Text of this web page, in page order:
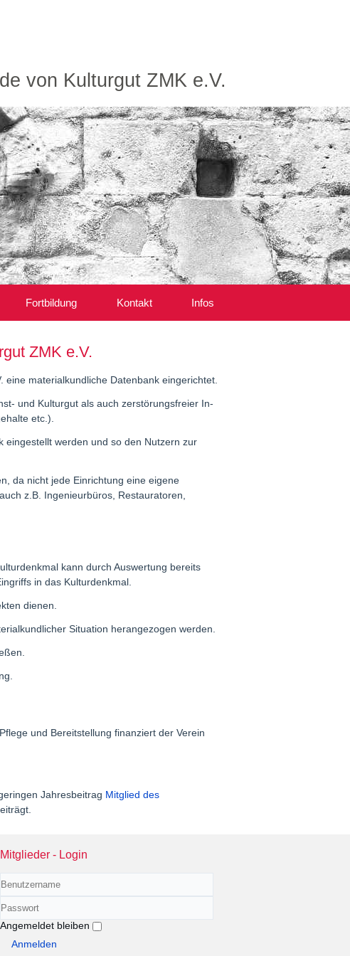
von Kulturgut ZMK e.V.
Fortbildung Kontakt Infos
ZMK e.V.
materialkundliche Datenbank eingerichtet.
und Kulturgut als auch zerstörungsfreier In-
etc.).
eingestellt werden und so den Nutzern zur
da nicht jede Einrichtung eine eigene
z.B. Ingenieurbüros, Restauratoren,
kann durch Auswertung bereits
in das Kulturdenkmal.
dienen.
Situation herangezogen werden.
und Bereitstellung finanziert der Verein
Jahresbeitrag Mitglied des
Mitglieder - Login
Benutzername
Passwort
Angemeldet bleiben
Anmelden